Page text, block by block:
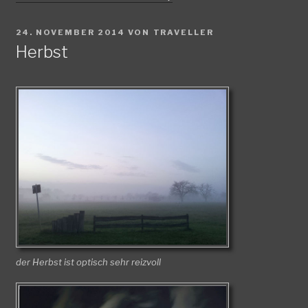
VERÖFFENTLICHT
AM
24. NOVEMBER 2014 VON TRAVELLER
Herbst
der Herbst ist optisch sehr reizvoll